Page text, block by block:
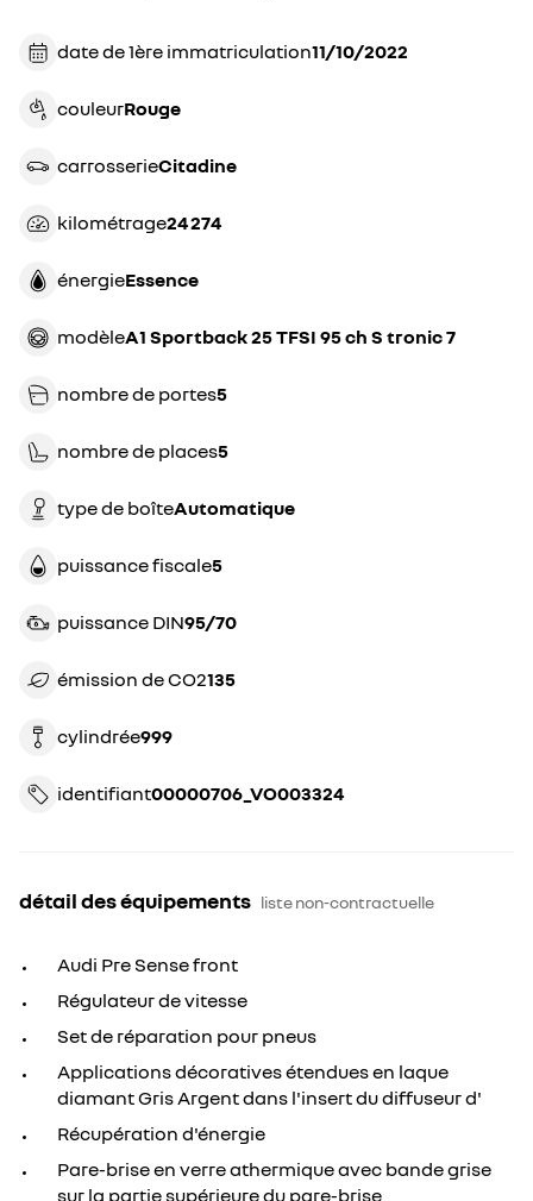
date de 1ère immatriculation 11/10/2022
couleur rouge
carrosserie citadine
kilométrage 24 274
énergie essence
modèle A1 Sportback 25 TFSI 95 ch S tronic 7
nombre de portes5
nombre de places5
type de boîte automatique
puissance fiscale5
puissance DIN 95/70
émission de CO2 135
cylindrée 999
identifiant 00000706_VO003324
détail des équipements liste non-contractuelle
Audi Pre Sense front
Régulateur de vitesse
Set de réparation pour pneus
Applications décoratives étendues en laque
diamant Gris Argent dans l'insert du diffuseur d'
Récupération d'énergie
Pare-brise en verre athermique avec bande grise
sur la partie supérieure du pare-brise